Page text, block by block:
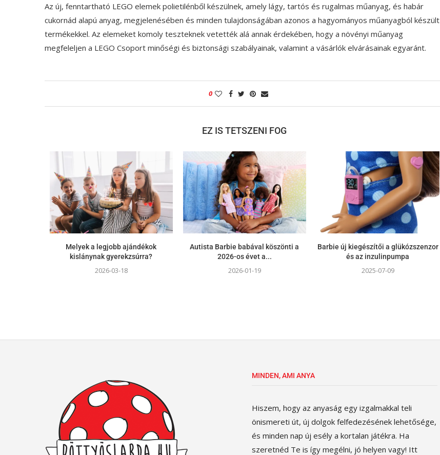
Az új, fenntartható LEGO elemek polietilénből készülnek, amely lágy, tartós és rugalmas műanyag, és habár
cukornád alapú anyag, megjelenésében és minden tulajdonságában azonos a hagyományos műanyagból készült
termékekkel. Az elemeket komoly teszteknek vetették alá annak érdekében, hogy a növényi műanyag
megfeleljen a LEGO Csoport minőségi és biztonsági szabályainak, valamint a vásárlók elvárásainak egyaránt.
0
EZ IS TETSZENI FOG
Melyek a legjobb ajándékok
kislánynak gyerekzsúrra?
2026-03-18
Autista Barbie babával köszönti a
2026-os évet a...
2026-01-19
Barbie új kiegészítői a glükózszenzor
és az inzulinpumpa
2025-07-09
MINDEN, AMI ANYA
Hiszem, hogy az anyaság egy izgalmakkal teli
önismereti út, új dolgok felfedezésének lehetősége,
és minden nap új esély a kortalan játékra. Ha
szeretnéd Te is így megélni, jó helyen vagy! Itt